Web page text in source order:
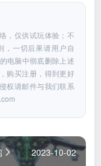
，仅供试玩体验；不
，一切后果请用户自
电脑中彻底删除上述
购买注册，得到更好
权请邮件与我们联系
2023-10-02